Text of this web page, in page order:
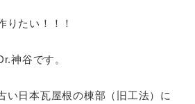
りたい！！！
神谷です。
い日本瓦屋根の棟部（旧工法）に